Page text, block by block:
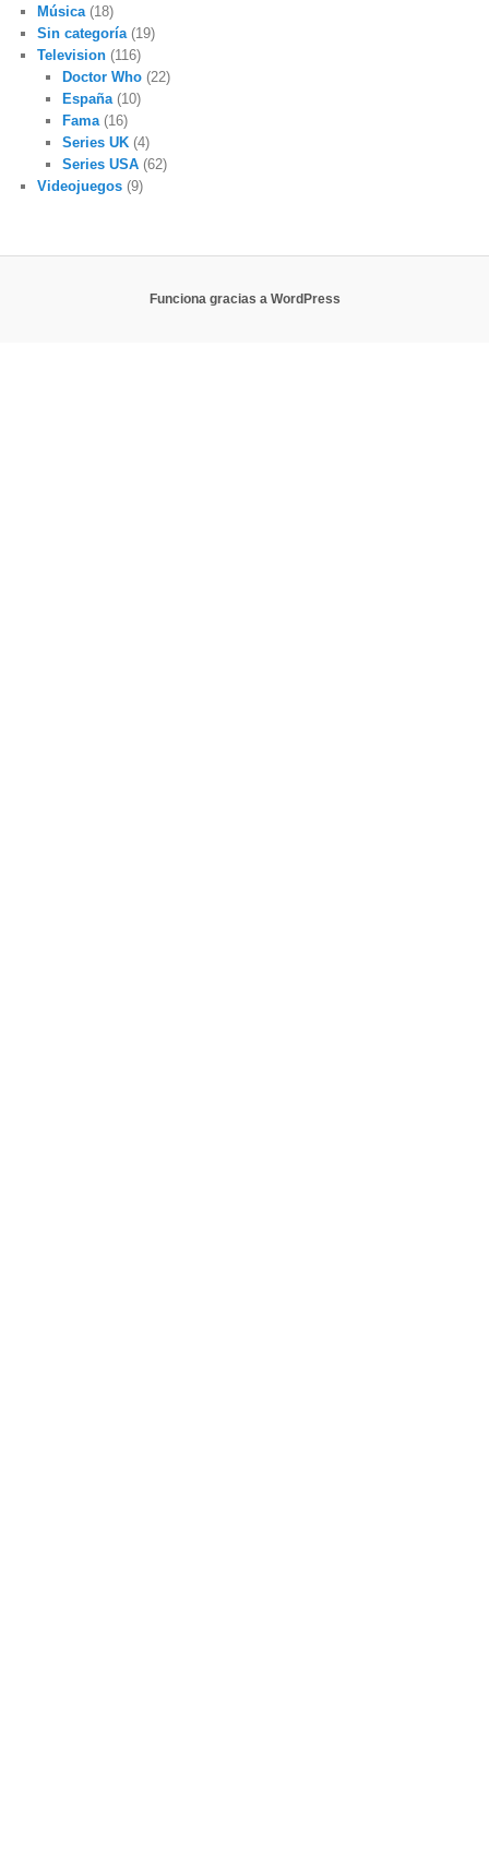
Música(18)
Sin categoría(19)
Television (116)
Doctor Who(22)
España(10)
Fama(16)
Series UK(4)
Series USA(62)
Videojuegos (9)
Funciona gracias a WordPress